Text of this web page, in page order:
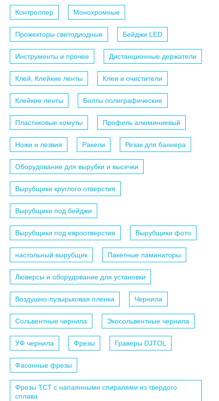
Контроллер Монохромные
Прожекторы светодиодные Бейджи LED
Инструменты и прочее Дистанционные держатели
Клей, Клейкие ленты Клеи и очистители
Клейкие ленты Болты полиграфические
Пластиковые хомуты Профиль алюминиевый
Ножи и лезвия Ракели Резак для баннера
Оборудование для вырубки и высечки
Вырубщики круглого отверстия
Вырубщики под бейджи
Вырубщики под евроотверстие Вырубщики фото
настольный вырубщик Пакетные ламинаторы
Люверсы и оборудование для установки
Воздушно-пузырьковая пленка Чернила
Сольвентные чернила Экосольвентные чернила
УФ чернила Фрезы Граверы DJTOL
Фасонные фрезы
Фрезы TCT с напаянными спиралями из твердого
сплава